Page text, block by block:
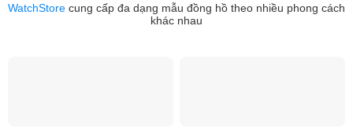
WatchStore cung cấp đa dạng mẫu đồng hồ theo nhiều phong cách
khác nhau